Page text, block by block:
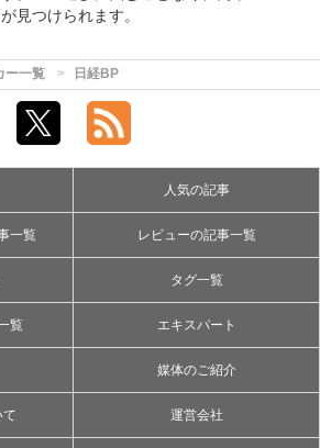
見つけられます。
ー一覧 日経BP
人気の記事
一覧 レビューの記事一覧
タグ一覧
覧 エキスパート
媒体のご紹介
て 運営会社